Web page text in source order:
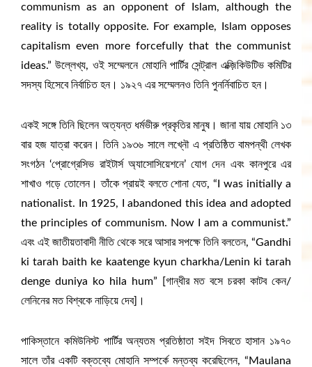
communism as an opponent of Islam, although the
reality is totally opposite. For example, Islam opposes
capitalism even more forcefully that the communist
ideas.” উল্লেখ্য, ওই সম্মেলনে মোহানি পার্টির সেন্ট্রাল এক্জ়িকিউটিভ কমিটির
সদস্য হিসেবে নির্বাচিত হন। ১৯২৭ এর সম্মেলনও তিনি পুনর্নিবাচিত হন।
একই সঙ্গে তিনি ছিলেন অত্যন্ত ধর্মভীরু প্রকৃতির মানুষ। জানা যায় মোহানি ১৩
বার হজ যাত্রা করেন। তিনি ১৯৩৬ সালে লখ্নৌ এ প্রতিষ্ঠিত বামপন্থী লেখক
সংগঠন ‘প্রোগ্রেসিভ রাইটার্স অ্যাসোসিয়েশনে’ যোগ দেন এবং কানপুরে এর
শাখাও গড়ে তোলেন। তাঁকে প্রায়ই বলতে শোনা যেত, “I was initially a
nationalist. In 1925, I abandoned this idea and adopted
the principles of communism. Now I am a communist.”
এবং এই জাতীয়তাবাদী নীতি থেকে সরে আসার সপক্ষে তিনি বলতেন, “Gandhi
ki tarah baith ke kaatenge kyun charkha/Lenin ki tarah
denge duniya ko hila hum” [গান্ধীর মত বসে চরকা কাটব কেন/
লেনিনের মত বিশ্বকে নাড়িয়ে দেব]।
পাকিস্তানে কমিউনিস্ট পার্টির অন্যতম প্রতিষ্ঠাতা সইদ সিবতে হাসান ১৯৭০
সালে তাঁর একটি বক্তব্যে মোহানি সম্পর্কে মন্তব্য করেছিলেন, “Maulana